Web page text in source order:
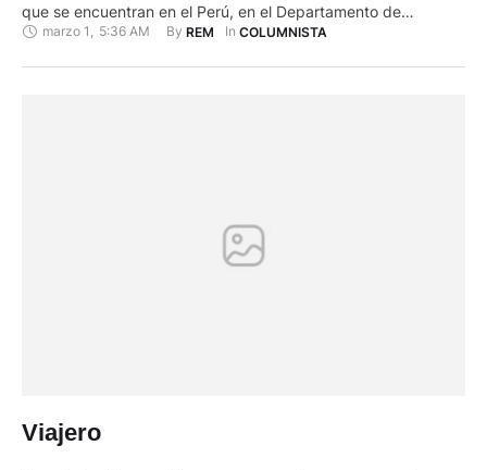
que se encuentran en el Perú, en el Departamento de
Cajamarca. La ciudad es recordada porque allí murió el inca
marzo 1 , 5:36 AM By REM In COLUMNISTA
Viajero